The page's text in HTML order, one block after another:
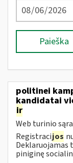
Paieška
politinei
kandidatai
ir
Web turinio
Registracijos
Deklaruojamas
piniginę